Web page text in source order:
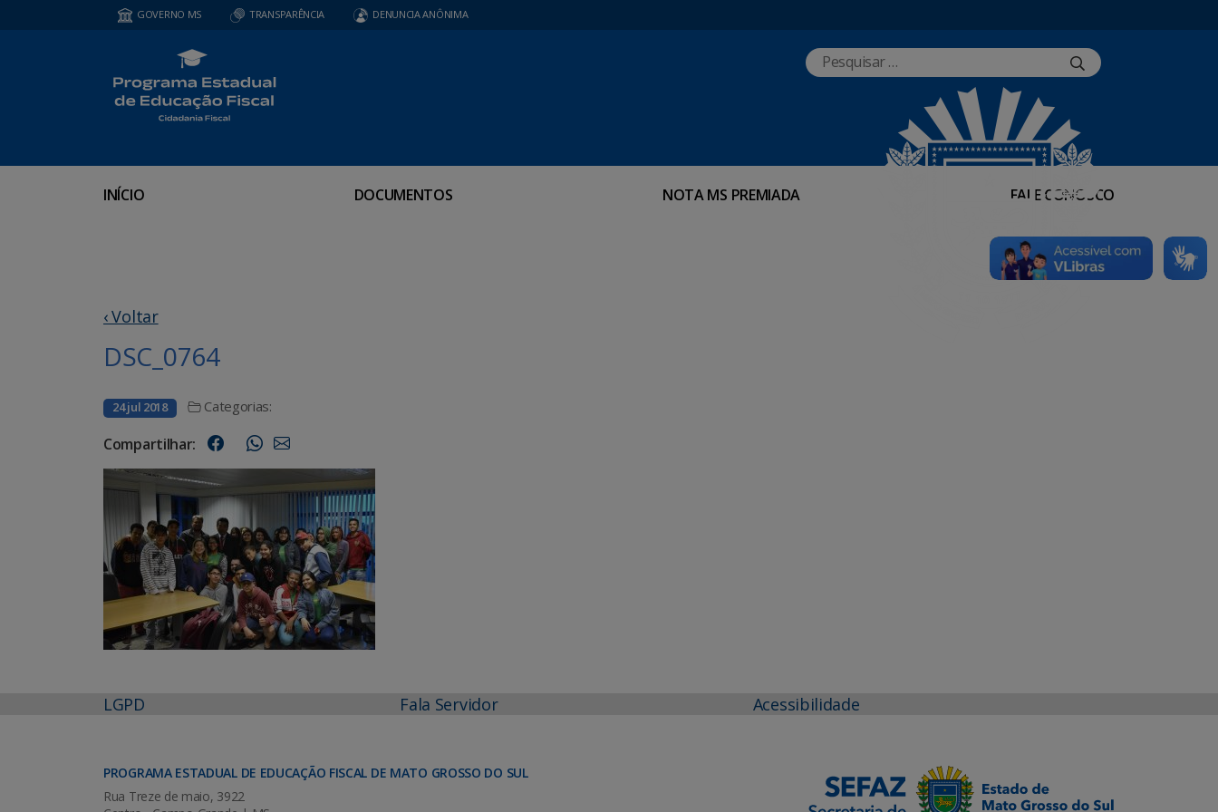
GOVERNO MS TRANSPARÊNCIA DENUNCIA ANÔNIMA
INÍCIO DOCUMENTOS NOTA MS PREMIADA FALE CONOSCO
‹ Voltar
DSC_0764
24 jul 2018 Categorias:
Compartilhar:
LGPD Fala Servidor Acessibilidade
PROGRAMA ESTADUAL DE EDUCAÇÃO FISCAL DE MATO GROSSO DO SUL
Rua Treze de maio, 3922